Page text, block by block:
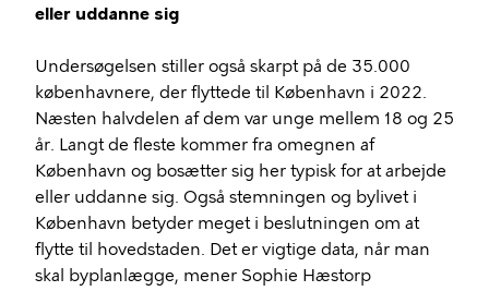
eller uddanne sig
Undersøgelsen stiller også skarpt på de 35.000
københavnere, der flyttede til København i 2022.
Næsten halvdelen af dem var unge mellem 18 og 25
år. Langt de fleste kommer fra omegnen af
København og bosætter sig her typisk for at arbejde
eller uddanne sig. Også stemningen og bylivet i
København betyder meget i beslutningen om at
flytte til hovedstaden. Det er vigtige data, når man
skal byplanlægge, mener Sophie Hæstorp